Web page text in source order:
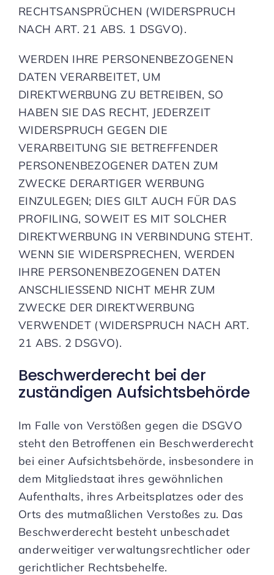
RECHTSANSPRÜCHEN (WIDERSPRUCH
NACH ART. 21 ABS. 1 DSGVO).
WERDEN IHRE PERSONENBEZOGENEN
DATEN VERARBEITET, UM
DIREKTWERBUNG ZU BETREIBEN, SO
HABEN SIE DAS RECHT, JEDERZEIT
WIDERSPRUCH GEGEN DIE
VERARBEITUNG SIE BETREFFENDER
PERSONENBEZOGENER DATEN ZUM
ZWECKE DERARTIGER WERBUNG
EINZULEGEN; DIES GILT AUCH FÜR DAS
PROFILING, SOWEIT ES MIT SOLCHER
DIREKTWERBUNG IN VERBINDUNG STEHT.
WENN SIE WIDERSPRECHEN, WERDEN
IHRE PERSONENBEZOGENEN DATEN
ANSCHLIESSEND NICHT MEHR ZUM
ZWECKE DER DIREKTWERBUNG
VERWENDET (WIDERSPRUCH NACH ART.
21 ABS. 2 DSGVO).
Beschwerde­recht bei der
zuständigen Aufsichts­behörde
Im Falle von Verstößen gegen die DSGVO
steht den Betroffenen ein Beschwerderecht
bei einer Aufsichtsbehörde, insbesondere in
dem Mitgliedstaat ihres gewöhnlichen
Aufenthalts, ihres Arbeitsplatzes oder des
Orts des mutmaßlichen Verstoßes zu. Das
Beschwerderecht besteht unbeschadet
anderweitiger verwaltungsrechtlicher oder
gerichtlicher Rechtsbehelfe.